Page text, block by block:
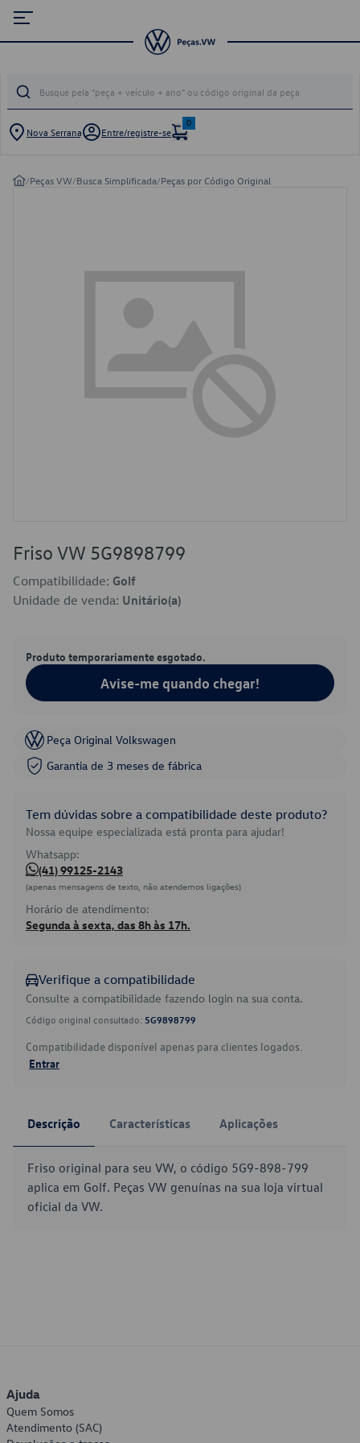
Nova Serrana Entre/registre-se
0
/Peças VW/Busca Simplificada/Peças por Código Original
Friso VW 5G9898799
Compatibilidade: Golf
Unidade de venda: Unitário(a)
Produto temporariamente esgotado.
Avise-me quando chegar!
Peça Original Volkswagen
Garantia de 3 meses de fábrica
Tem dúvidas sobre a compatibilidade deste produto?
Nossa equipe especializada está pronta para ajudar!
Whatsapp:
(41) 99125-2143
(apenas mensagens de texto, não atendemos ligações)
Horário de atendimento:
Segunda à sexta, das 8h às 17h.
Verifique a compatibilidade
Consulte a compatibilidade fazendo login na sua conta.
Código original consultado: 5G9898799
Compatibilidade disponível apenas para clientes logados.
Entrar
Descrição Características Aplicações
Friso original para seu VW, o código 5G9-898-799
aplica em Golf. Peças VW genuínas na sua loja virtual
oficial da VW.
Ajuda
Quem Somos
Atendimento (SAC)